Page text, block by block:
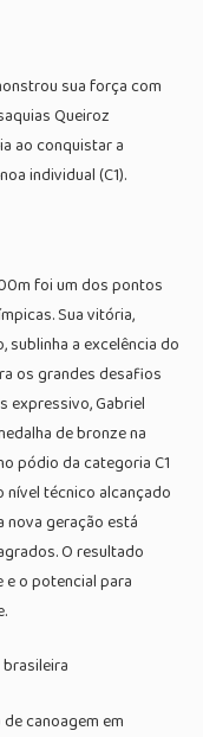
sua força com
Queiroz
ao conquistar a
individual (C1).
foi um dos pontos
Sua vitória,
a excelência do
os grandes desafios
expressivo, Gabriel
de bronze na
pódio da categoria C1
técnico alcançado
nova geração está
O resultado
o potencial para
canoagem em